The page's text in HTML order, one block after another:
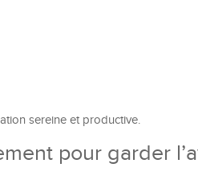
sereine et productive.
pour garder